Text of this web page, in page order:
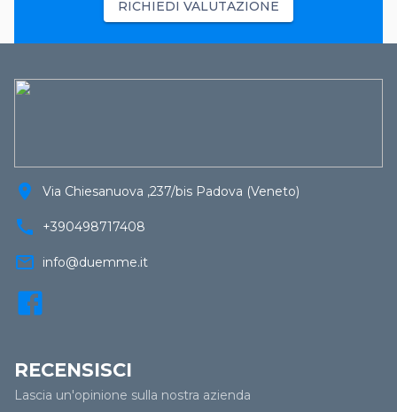
RICHIEDI VALUTAZIONE
location_on Via Chiesanuova ,237/bis Padova (Veneto)
call +390498717408
mail_outline info@duemme.it
RECENSISCI
Lascia un'opinione sulla nostra azienda